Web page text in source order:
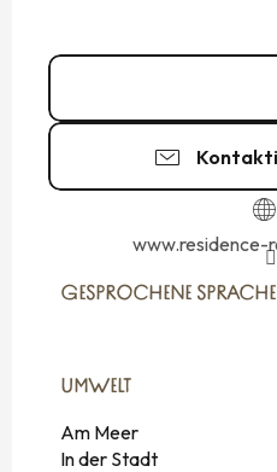
www.residence-
GESPROCHENE
GESPROCHENE
UMWELT
UMWELT
Am Meer
In der Stadt